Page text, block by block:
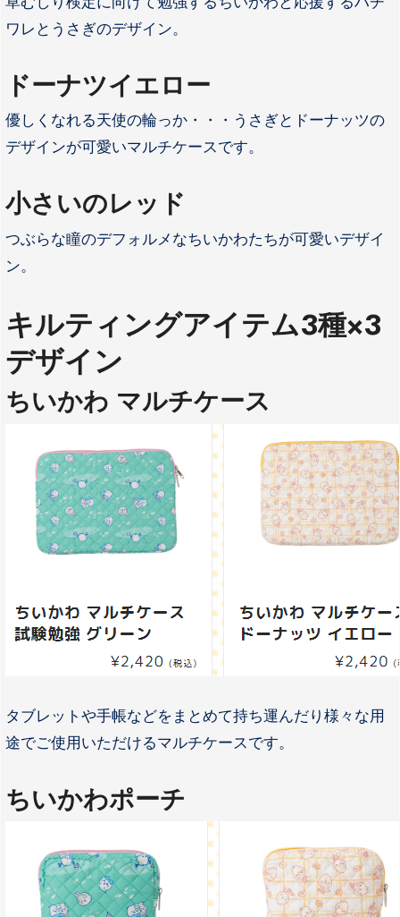
ワレとうさぎのデザイン。
ドーナツイエロー
優しくなれる天使の輪っか・・・うさぎとドーナッツの
デザインが可愛いマルチケースです。
小さいのレッド
つぶらな瞳のデフォルメなちいかわたちが可愛いデザイ
ン。
キルティングアイテム3種×3
デザイン
ちいかわ マルチケース
タブレットや手帳などをまとめて持ち運んだり様々な用
途でご使用いただけるマルチケースです。
ちいかわポーチ